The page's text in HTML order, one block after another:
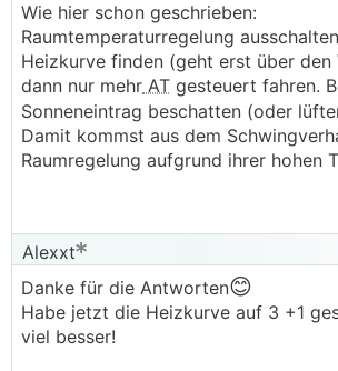
..
Wie hier schon geschrieben:
Raumtemperaturregelung
Heizkurve finden (geht erst über den
dann nur mehr AT gesteuert fahren.
Sonneneintrag beschatten (oder
Damit kommst aus dem
Raumregelung aufgrund ihrer hohen
Alexxt
Danke für die Antworten😊
Habe jetzt die Heizkurve auf 3 +1
viel besser!